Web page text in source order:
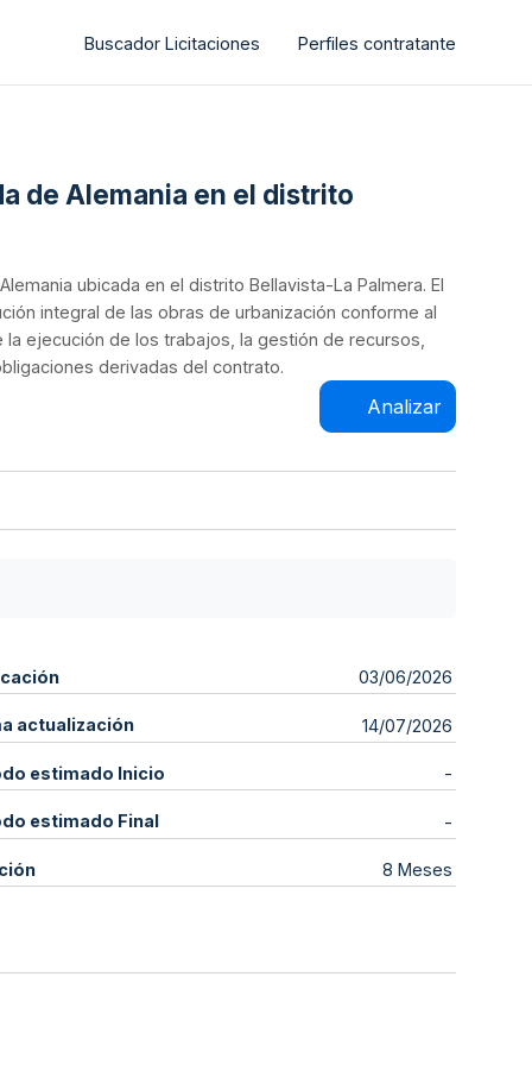
Buscador Licitaciones Perfiles contratante
de Alemania en el distrito
ubicada en el distrito Bellavista-La Palmera. El
integral de las obras de urbanización conforme al
ejecución de los trabajos, la gestión de recursos,
derivadas del contrato.
Analizar
03/06/2026
actualización 14/07/2026
estimado Inicio -
estimado Final -
8 Meses